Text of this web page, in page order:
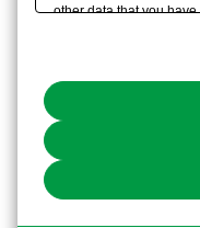
other data that you
the use of all Cookies
You can change your